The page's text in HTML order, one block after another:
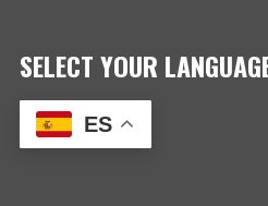
SELECT YOUR
ES